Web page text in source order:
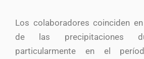
Los colaboradores coinciden
de las precipitaciones
particularmente en el